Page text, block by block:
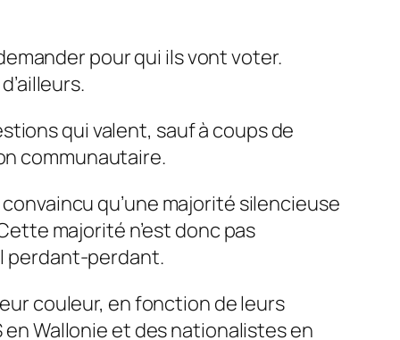
pour qui ils vont voter.
qui valent, sauf à coups de
communautaire.
qu’une majorité silencieuse
majorité n’est donc pas
perdant-perdant.
couleur, en fonction de leurs
Wallonie et des nationalistes en